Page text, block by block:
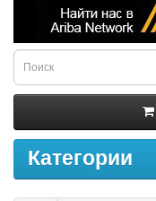
Категории